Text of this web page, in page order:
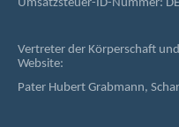
Umsatzsteuer-ID-Nummer:
Vertreter der Körperschaft
Website:
Pater Hubert Grabmann,